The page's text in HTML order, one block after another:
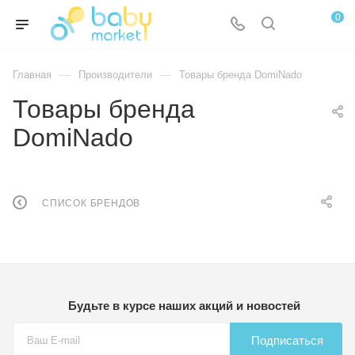
0
Главная — Производители — Товары бренда DomiNado
Товары бренда
DomiNado
СПИСОК БРЕНДОВ
Будьте в курсе наших акций и новостей
Подписаться